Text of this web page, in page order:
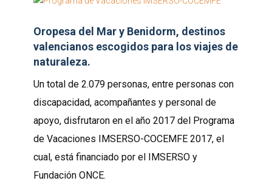
Oropesa del Mar y Benidorm, destinos
valencianos escogidos para los viajes de
naturaleza.
Un total de 2.079 personas, entre personas con
discapacidad, acompañantes y personal de
apoyo, disfrutaron en el año 2017 del Programa
de Vacaciones IMSERSO-COCEMFE 2017, el
cual, está financiado por el IMSERSO y
Fundación ONCE.